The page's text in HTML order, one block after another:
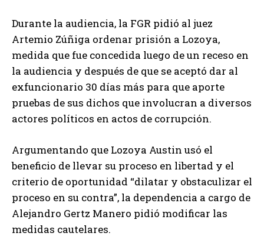
Durante la audiencia, la FGR pidió al juez
Artemio Zúñiga ordenar prisión a Lozoya,
medida que fue concedida luego de un receso en
la audiencia y después de que se aceptó dar al
exfuncionario 30 días más para que aporte
pruebas de sus dichos que involucran a diversos
actores políticos en actos de corrupción.
Argumentando que Lozoya Austin usó el
beneficio de llevar su proceso en libertad y el
criterio de oportunidad “dilatar y obstaculizar el
proceso en su contra”, la dependencia a cargo de
Alejandro Gertz Manero pidió modificar las
medidas cautelares.